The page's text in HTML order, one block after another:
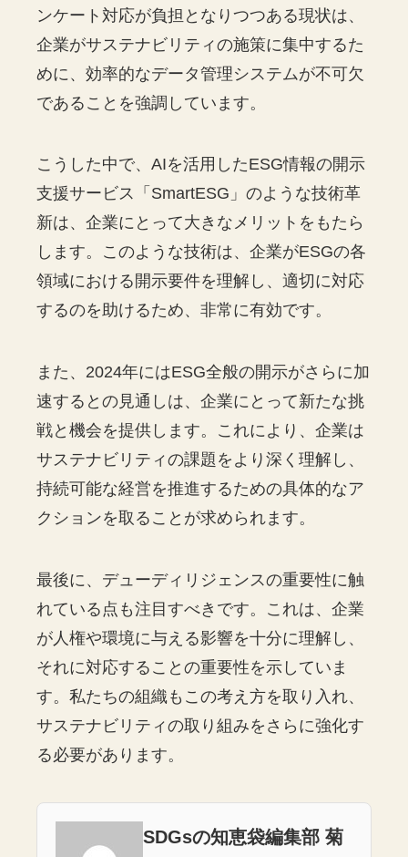
ンケート対応が負担となりつつある現状は、
企業がサステナビリティの施策に集中するた
めに、効率的なデータ管理システムが不可欠
であることを強調しています。
こうした中で、AIを活用したESG情報の開示
支援サービス「SmartESG」のような技術革
新は、企業にとって大きなメリットをもたら
します。このような技術は、企業がESGの各
領域における開示要件を理解し、適切に対応
するのを助けるため、非常に有効です。
また、2024年にはESG全般の開示がさらに加
速するとの見通しは、企業にとって新たな挑
戦と機会を提供します。これにより、企業は
サステナビリティの課題をより深く理解し、
持続可能な経営を推進するための具体的なア
クションを取ることが求められます。
最後に、デューディリジェンスの重要性に触
れている点も注目すべきです。これは、企業
が人権や環境に与える影響を十分に理解し、
それに対応することの重要性を示していま
す。私たちの組織もこの考え方を取り入れ、
サステナビリティの取り組みをさらに強化す
る必要があります。
SDGsの知恵袋編集部 菊